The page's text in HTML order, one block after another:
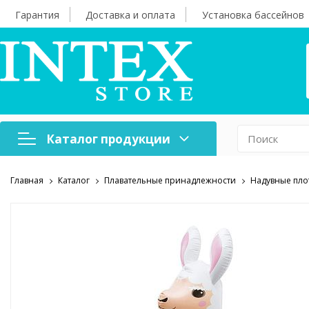
Гарантия Доставка и оплата Установка бассейнов
Каталог продукции
Надувная мебель
Главная Каталог Плавательные принадлежности Надувные